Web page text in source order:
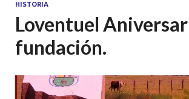
HISTORIA
Loventuel
fundación.